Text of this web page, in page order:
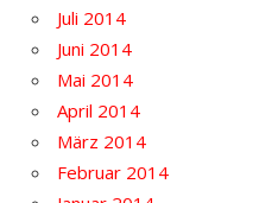
Juli 2014
Juni 2014
Mai 2014
April 2014
März 2014
Februar 2014